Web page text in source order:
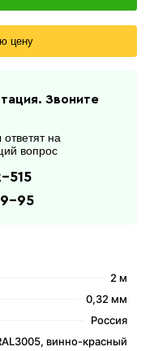
2 м
0,32 мм
Россия
винно-красный
цену
Звоните
на
вопрос
515
95